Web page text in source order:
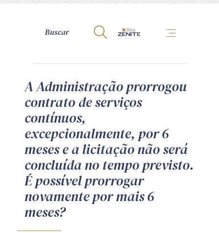
A Zênite
Como publicar conosco
Contato
Termos de uso
Política de Privacidade
Guia de Direitos dos Titulares de Dados
Encarregado (contato)
A Administração prorrogou
contrato de serviços
contínuos,
excepcionalmente, por 6
meses e a licitação não será
concluída no tempo previsto.
É possível prorrogar
novamente por mais 6
meses?